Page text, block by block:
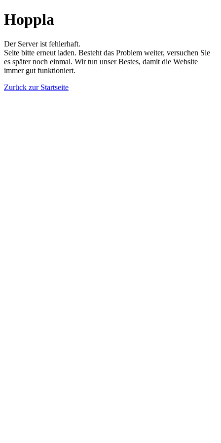
Hoppla
Der Server ist fehlerhaft.
Seite bitte erneut laden. Besteht das Problem weiter, versuchen Sie
es später noch einmal. Wir tun unser Bestes, damit die Website
immer gut funktioniert.
Zurück zur Startseite